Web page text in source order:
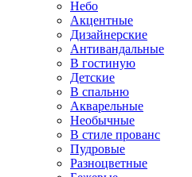
Небо
Акцентные
Дизайнерские
Антивандальные
В гостиную
Детские
В спальню
Акварельные
Необычные
В стиле прованс
Пудровые
Разноцветные